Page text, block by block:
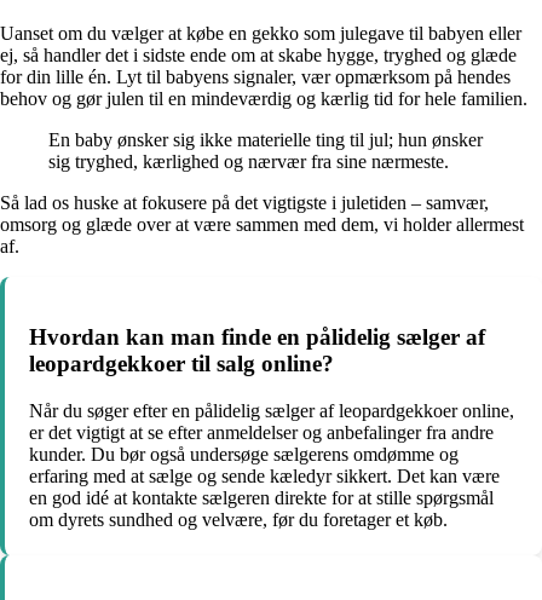
Uanset om du vælger at købe en gekko som julegave til babyen eller
ej, så handler det i sidste ende om at skabe hygge, tryghed og glæde
for din lille én. Lyt til babyens signaler, vær opmærksom på hendes
behov og gør julen til en mindeværdig og kærlig tid for hele familien.
En baby ønsker sig ikke materielle ting til jul; hun ønsker
sig tryghed, kærlighed og nærvær fra sine nærmeste.
Så lad os huske at fokusere på det vigtigste i juletiden – samvær,
omsorg og glæde over at være sammen med dem, vi holder allermest
af.
Hvordan kan man finde en pålidelig sælger af
leopardgekkoer til salg online?
Når du søger efter en pålidelig sælger af leopardgekkoer online,
er det vigtigt at se efter anmeldelser og anbefalinger fra andre
kunder. Du bør også undersøge sælgerens omdømme og
erfaring med at sælge og sende kæledyr sikkert. Det kan være
en god idé at kontakte sælgeren direkte for at stille spørgsmål
om dyrets sundhed og velvære, før du foretager et køb.